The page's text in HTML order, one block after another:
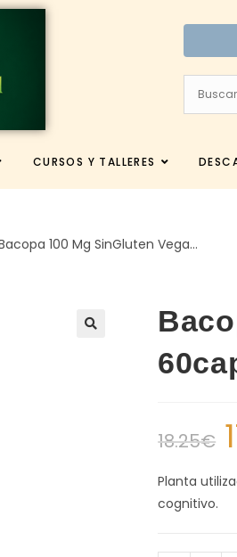
CURSOS Y TALLERES
100 Mg SinGluten Vega…
18.25€
Planta
cognitivo.